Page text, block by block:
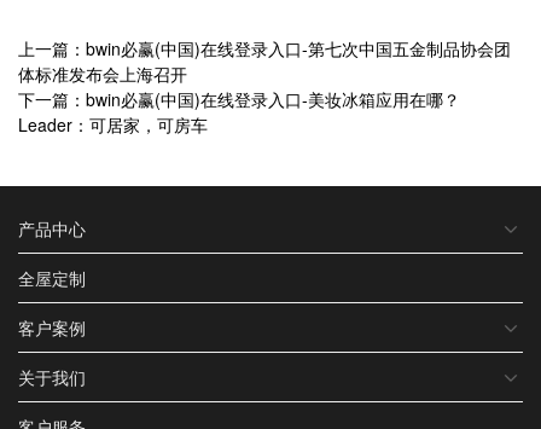
上一篇：bwin必赢(中国)在线登录入口-第七次中国五金制品协会团
体标准发布会上海召开
下一篇：bwin必赢(中国)在线登录入口-美妆冰箱应用在哪？
Leader：可居家，可房车
产品中心
全屋定制
客户案例
关于我们